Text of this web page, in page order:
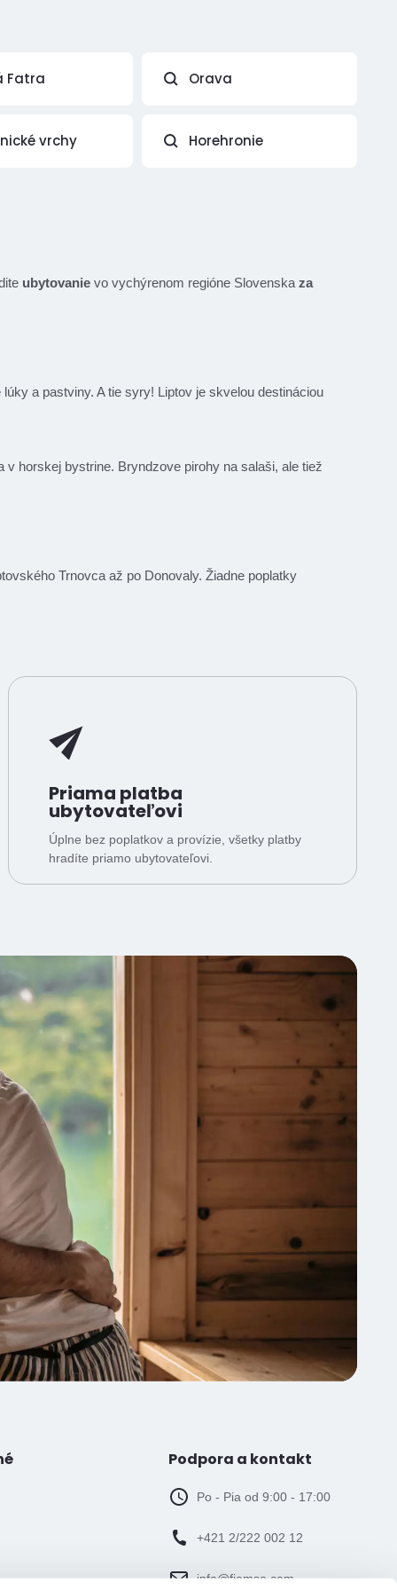
Fatra Orava
vrchy Horehronie
ubytovanie vo vychýrenom regióne Slovenska za
a pastviny. A tie syry! Liptov je skvelou destináciou
v horskej bystrine. Bryndzove pirohy na salaši, ale tiež
Trnovca až po Donovaly. Žiadne poplatky
Priama platba
ubytovateľovi
Úplne bez poplatkov a provízie, všetky platby
hradíte priamo ubytovateľovi.
Podpora a kontakt
Po - Pia od 9:00 - 17:00
+421 2/222 002 12
info@fiemso.com